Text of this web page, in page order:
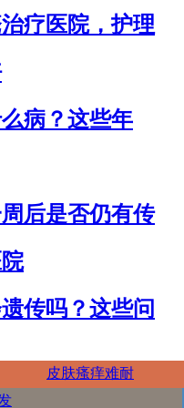
疗医院，护理
病？这些年
后是否仍有传
传吗？这些问
皮肤瘙痒难耐